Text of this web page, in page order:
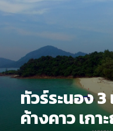
ทัวร์ระนอง 3
ค้างคาว เก